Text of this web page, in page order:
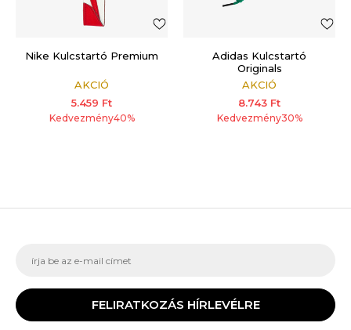
Nike Kulcstartó Premium
AKCIÓ
5.459 Ft
Kedvezmény40%
Adidas Kulcstartó
Originals
AKCIÓ
8.743 Ft
Kedvezmény30%
FELIRATKOZÁS HÍRLEVÉLRE